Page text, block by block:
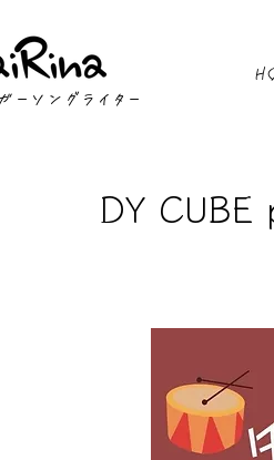
ーソングライター
DY CUBE